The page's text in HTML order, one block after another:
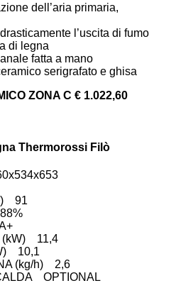
dell’aria primaria,
l’uscita di fumo
di legna
fatta a mano
serigrafato e ghisa
ZONA C € 1.022,60
Thermorossi Filò
91
11,4
10,1
(kg/h) 2,6
OPTIONAL